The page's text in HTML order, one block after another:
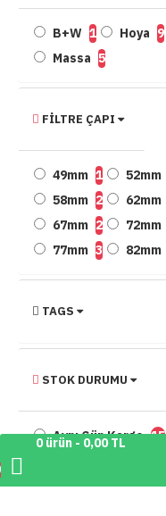
0 ürün - 0,00 TL
B+W 1 Hoya 9
Massa 5
FILTRE ÇAPI
49mm 1 52mm
58mm 2 62mm
67mm 2 72mm
77mm 3 82mm
TAGS
STOK DURUMU
Aynı Gün Kargo 15